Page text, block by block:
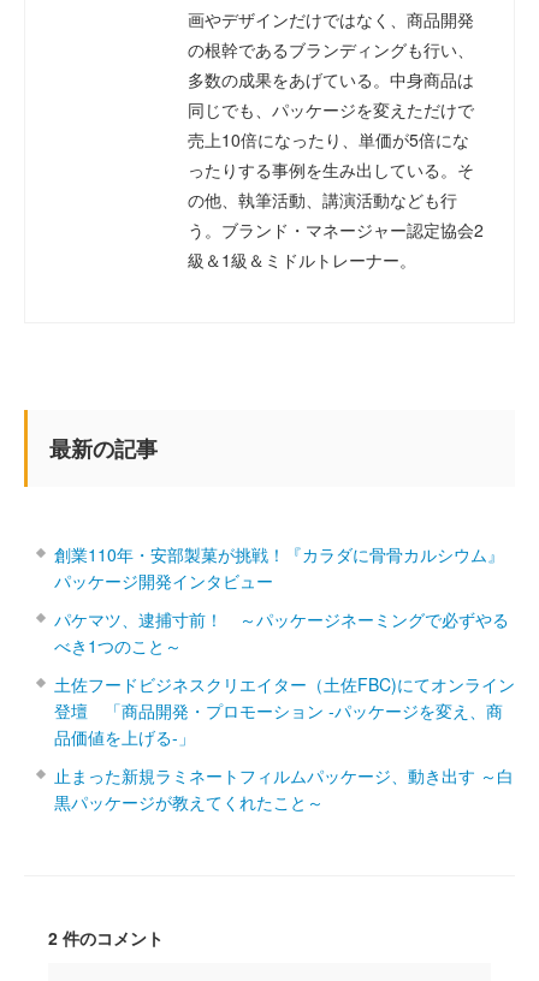
画やデザインだけではなく、商品開発
の根幹であるブランディングも行い、
多数の成果をあげている。中身商品は
同じでも、パッケージを変えただけで
売上10倍になったり、単価が5倍にな
ったりする事例を生み出している。そ
の他、執筆活動、講演活動なども行
う。ブランド・マネージャー認定協会2
級＆1級＆ミドルトレーナー。
最新の記事
創業110年・安部製菓が挑戦！『カラダに骨骨カルシウム』
パッケージ開発インタビュー
パケマツ、逮捕寸前！ ～パッケージネーミングで必ずやる
べき1つのこと～
土佐フードビジネスクリエイター（土佐FBC)にてオンライン
登壇 「商品開発・プロモーション ‐パッケージを変え、商
品価値を上げる‐」
止まった新規ラミネートフィルムパッケージ、動き出す ～白
黒パッケージが教えてくれたこと～
2 件のコメント